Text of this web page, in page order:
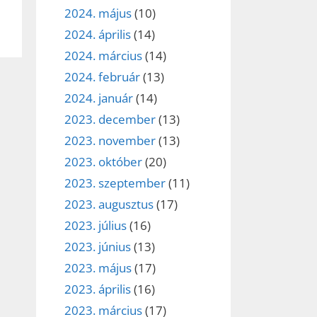
2024. május(10)
2024. április(14)
2024. március(14)
2024. február(13)
2024. január(14)
2023. december(13)
2023. november(13)
2023. október(20)
2023. szeptember(11)
2023. augusztus(17)
2023. július(16)
2023. június(13)
2023. május(17)
2023. április(16)
2023. március(17)